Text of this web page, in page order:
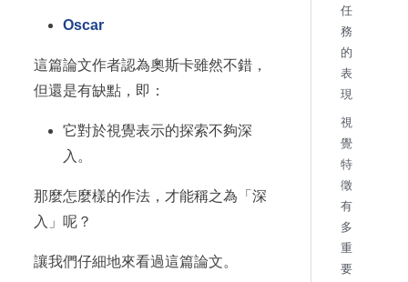
Oscar
這篇論文作者認為奧斯卡雖然不錯，
但還是有缺點，即：
它對於視覺表示的探索不夠深
入。
那麼怎麼樣的作法，才能稱之為「深
入」呢？
讓我們仔細地來看過這篇論文。
任
務
的
表
現
視
覺
特
徵
有
多
重
要